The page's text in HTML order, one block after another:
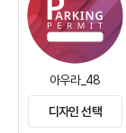
아우라_48
디자인 선택